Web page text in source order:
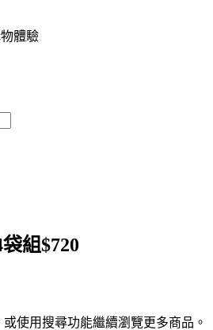
體驗
組$720
使用搜尋功能繼續瀏覽更多商品。